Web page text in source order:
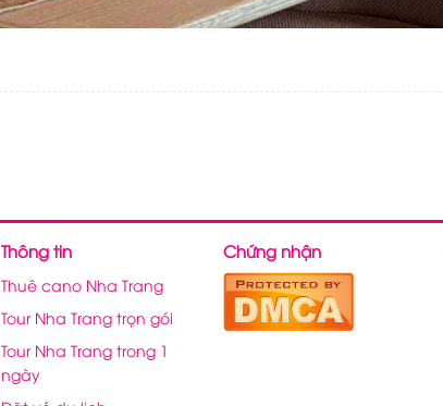
Thông tin
Thuê cano Nha Trang
Tour Nha Trang trọn gói
Tour Nha Trang trong 1
ngày
Chứng nhận